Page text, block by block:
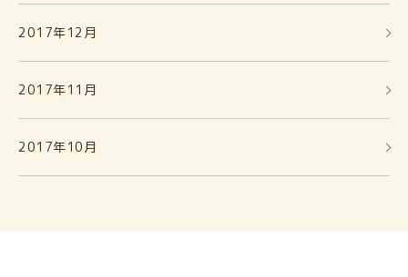
2017年12月
2017年11月
2017年10月